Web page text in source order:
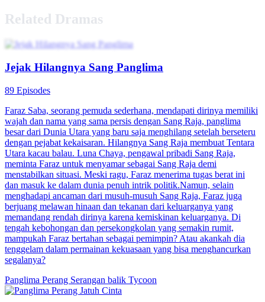
Related Dramas
Jejak Hilangnya Sang Panglima
89 Episodes
Faraz Saba, seorang pemuda sederhana, mendapati dirinya memiliki
wajah dan nama yang sama persis dengan Sang Raja, panglima
besar dari Dunia Utara yang baru saja menghilang setelah berseteru
dengan pejabat kekaisaran. Hilangnya Sang Raja membuat Tentara
Utara kacau balau. Luna Chaya, pengawal pribadi Sang Raja,
meminta Faraz untuk menyamar sebagai Sang Raja demi
menstabilkan situasi. Meski ragu, Faraz menerima tugas berat ini
dan masuk ke dalam dunia penuh intrik politik.Namun, selain
menghadapi ancaman dari musuh-musuh Sang Raja, Faraz juga
berjuang melawan hinaan dan tekanan dari keluarganya yang
memandang rendah dirinya karena kemiskinan keluarganya. Di
tengah kebohongan dan persekongkolan yang semakin rumit,
mampukah Faraz bertahan sebagai pemimpin? Atau akankah dia
tenggelam dalam permainan kekuasaan yang bisa menghancurkan
segalanya?
Panglima Perang Serangan balik Tycoon